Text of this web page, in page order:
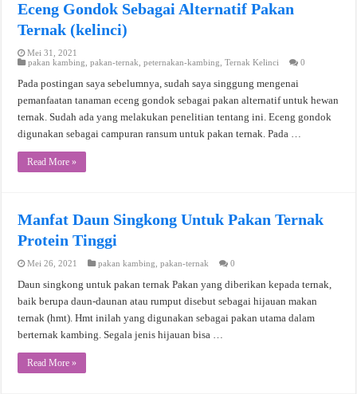
Eceng Gondok Sebagai Alternatif Pakan
Ternak (kelinci)
Mei 31, 2021
pakan kambing ,pakan-ternak ,peternakan-kambing ,Ternak Kelinci 0
Pada postingan saya sebelumnya, sudah saya singgung mengenai
pemanfaatan tanaman eceng gondok sebagai pakan alternatif untuk hewan
ternak. Sudah ada yang melakukan penelitian tentang ini. Eceng gondok
digunakan sebagai campuran ransum untuk pakan ternak. Pada …
Read More »
Manfat Daun Singkong Untuk Pakan Ternak
Protein Tinggi
Mei 26, 2021 pakan kambing ,pakan-ternak 0
Daun singkong untuk pakan ternak Pakan yang diberikan kepada ternak,
baik berupa daun-daunan atau rumput disebut sebagai hijauan makan
ternak (hmt). Hmt inilah yang digunakan sebagai pakan utama dalam
berternak kambing. Segala jenis hijauan bisa …
Read More »